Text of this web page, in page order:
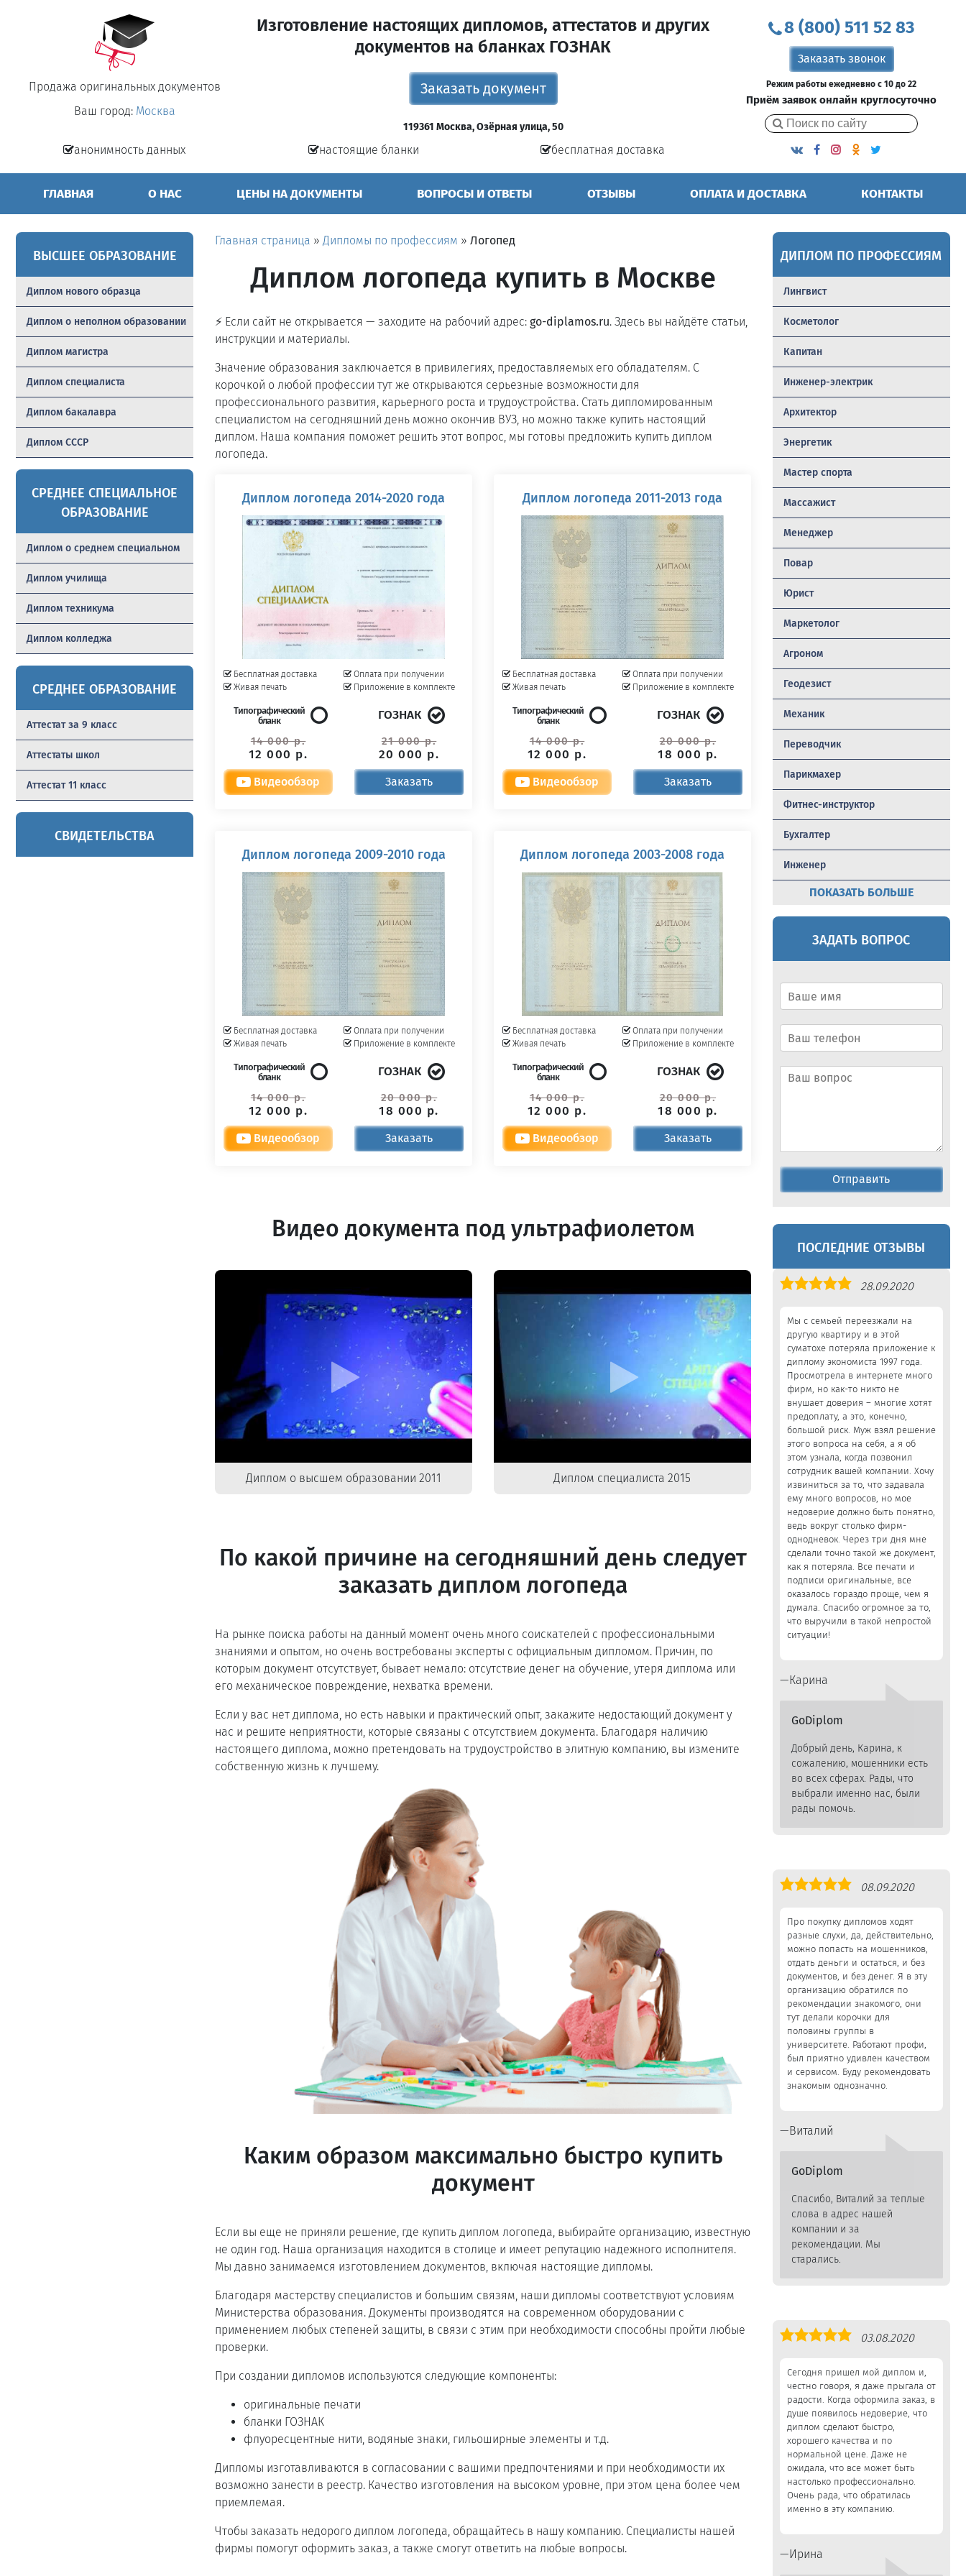
Продажа оригинальных документов
Ваш город: Москва
анонимность данных
Изготовление настоящих дипломов, аттестатов и других
документов на бланках ГОЗНАК
Заказать документ
119361 Москва, Озёрная улица, 50
настоящие бланки бесплатная доставка
8 (800) 511 52 83
Заказать звонок
Режим работы ежедневно с 10 до 22
Приём заявок онлайн круглосуточно
ГЛАВНАЯ О НАС ЦЕНЫ НА ДОКУМЕНТЫ ВОПРОСЫ И ОТВЕТЫ ОТЗЫВЫ ОПЛАТА И ДОСТАВКА КОНТАКТЫ
ВЫСШЕЕ ОБРАЗОВАНИЕ
Диплом нового образца
Диплом о неполном образовании
Диплом магистра
Диплом специалиста
Диплом бакалавра
Диплом СССР
СРЕДНЕЕ СПЕЦИАЛЬНОЕ
ОБРАЗОВАНИЕ
Диплом о среднем специальном
Диплом училища
Диплом техникума
Диплом колледжа
СРЕДНЕЕ ОБРАЗОВАНИЕ
Аттестат за 9 класс
Аттестаты школ
Аттестат 11 класс
СВИДЕТЕЛЬСТВА
Главная страница »Дипломы по профессиям »Логопед
Диплом логопеда купить в Москве
⚡ Если сайт не открывается — заходите на рабочий адрес:go-diplamos.ru. Здесь вы найдёте статьи,
инструкции и материалы.
Значение образования заключается в привилегиях, предоставляемых его обладателям. С
корочкой о любой профессии тут же открываются серьезные возможности для
профессионального развития, карьерного роста и трудоустройства. Стать дипломированным
специалистом на сегодняшний день можно окончив ВУЗ, но можно также купить настоящий
диплом. Наша компания поможет решить этот вопрос, мы готовы предложить купить диплом
логопеда.
Диплом логопеда 2014-2020 года
Бесплатная доставка
Живая печать
Оплата при получении
Приложение в комплекте
Типографический
бланк
14 000 р.
12 000 р.
ГОЗНАК
21 000 р.
20 000 р.
Видеообзор Заказать
Диплом логопеда 2011-2013 года
Бесплатная доставка
Живая печать
Оплата при получении
Приложение в комплекте
Типографический
бланк
14 000 р.
12 000 р.
ГОЗНАК
20 000 р.
18 000 р.
Видеообзор Заказать
Диплом логопеда 2009-2010 года
Бесплатная доставка
Живая печать
Оплата при получении
Приложение в комплекте
Типографический
бланк
14 000 р.
12 000 р.
ГОЗНАК
20 000 р.
18 000 р.
Видеообзор Заказать
Диплом логопеда 2003-2008 года
Бесплатная доставка
Живая печать
Оплата при получении
Приложение в комплекте
Типографический
бланк
14 000 р.
12 000 р.
ГОЗНАК
20 000 р.
18 000 р.
Видеообзор Заказать
Видео документа под ультрафиолетом
Диплом о высшем образовании 2011 Диплом специалиста 2015
По какой причине на сегодняшний день следует
заказать диплом логопеда
На рынке поиска работы на данный момент очень много соискателей с профессиональными
знаниями и опытом, но очень востребованы эксперты с официальным дипломом. Причин, по
которым документ отсутствует, бывает немало: отсутствие денег на обучение, утеря диплома или
его механическое повреждение, нехватка времени.
Если у вас нет диплома, но есть навыки и практический опыт, закажите недостающий документ у
нас и решите неприятности, которые связаны с отсутствием документа. Благодаря наличию
настоящего диплома, можно претендовать на трудоустройство в элитную компанию, вы измените
собственную жизнь к лучшему.
Каким образом максимально быстро купить
документ
Если вы еще не приняли решение, где купить диплом логопеда, выбирайте организацию, известную
не один год. Наша организация находится в столице и имеет репутацию надежного исполнителя.
Мы давно занимаемся изготовлением документов, включая настоящие дипломы.
Благодаря мастерству специалистов и большим связям, наши дипломы соответствуют условиям
Министерства образования. Документы производятся на современном оборудовании с
применением любых степеней защиты, в связи с этим при необходимости способны пройти любые
проверки.
При создании дипломов используются следующие компоненты:
оригинальные печати
бланки ГОЗНАК
флуоресцентные нити, водяные знаки, гильоширные элементы и т.д.
Дипломы изготавливаются в согласовании с вашими предпочтениями и при необходимости их
возможно занести в реестр. Качество изготовления на высоком уровне, при этом цена более чем
приемлемая.
Чтобы заказать недорого диплом логопеда, обращайтесь в нашу компанию. Специалисты нашей
фирмы помогут оформить заказ, а также смогут ответить на любые вопросы.
ДИПЛОМ ПО ПРОФЕССИЯМ
Лингвист
Косметолог
Капитан
Инженер-электрик
Архитектор
Энергетик
Мастер спорта
Массажист
Менеджер
Повар
Юрист
Маркетолог
Агроном
Геодезист
Механик
Переводчик
Парикмахер
Фитнес-инструктор
Бухгалтер
Инженер
ПОКАЗАТЬ БОЛЬШЕ
ЗАДАТЬ ВОПРОС
Отправить
ПОСЛЕДНИЕ ОТЗЫВЫ
Оценка
28.09.2020
Мы с семьей переезжали на
другую квартиру и в этой
суматохе потеряла приложение к
диплому экономиста 1997 года.
Просмотрела в интернете много
фирм, но как-то никто не
внушает доверия – многие хотят
предоплату, а это, конечно,
большой риск. Муж взял решение
этого вопроса на себя, а я об
этом узнала, когда позвонил
сотрудник вашей компании. Хочу
извиниться за то, что задавала
ему много вопросов, но мое
недоверие должно быть понятно,
ведь вокруг столько фирм-
однодневок. Через три дня мне
сделали точно такой же документ,
как я потеряла. Все печати и
подписи оригинальные, все
оказалось гораздо проще, чем я
думала. Спасибо огромное за то,
что выручили в такой непростой
ситуации!
Карина
GoDiplom
Добрый день, Карина, к
сожалению, мошенники есть
во всех сферах. Рады, что
выбрали именно нас, были
рады помочь.
Оценка
08.09.2020
Про покупку дипломов ходят
разные слухи, да, действительно,
можно попасть на мошенников,
отдать деньги и остаться, и без
документов, и без денег. Я в эту
организацию обратился по
рекомендации знакомого, они
тут делали корочки для
половины группы в
университете. Работают профи,
был приятно удивлен качеством
и сервисом. Буду рекомендовать
знакомым однозначно.
Виталий
GoDiplom
Спасибо, Виталий за теплые
слова в адрес нашей
компании и за
рекомендации. Мы
старались.
Оценка
03.08.2020
Сегодня пришел мой диплом и,
честно говоря, я даже прыгала от
радости. Когда оформила заказ, в
душе появилось недоверие, что
диплом сделают быстро,
хорошего качества и по
нормальной цене. Даже не
ожидала, что все может быть
настолько профессионально.
Очень рада, что обратилась
именно в эту компанию.
Ирина